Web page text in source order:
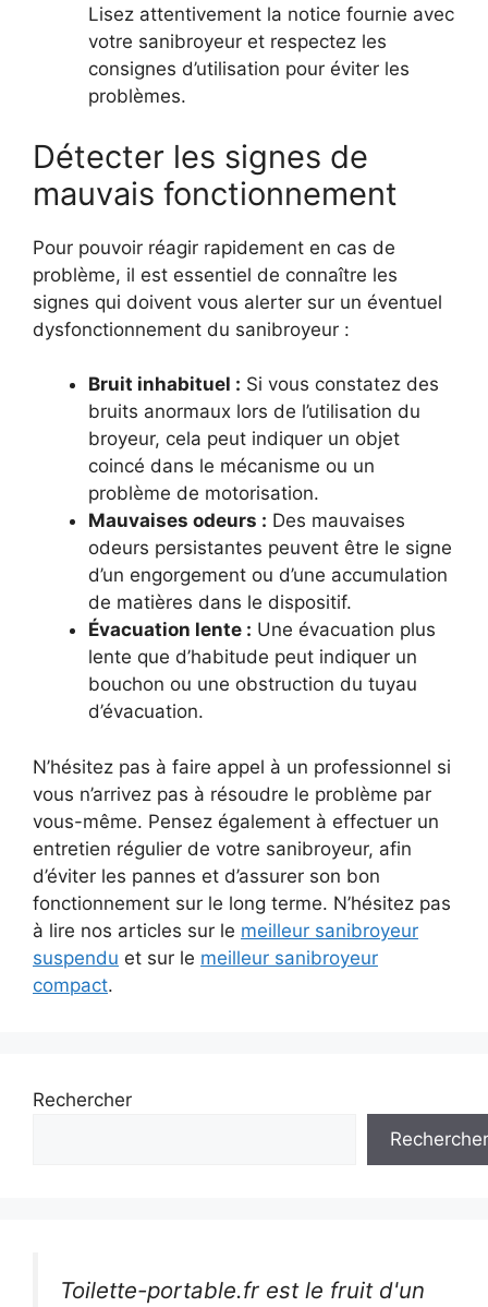
Lisez attentivement la notice fournie avec
votre sanibroyeur et respectez les
consignes d’utilisation pour éviter les
problèmes.
Détecter les signes de
mauvais fonctionnement
Pour pouvoir réagir rapidement en cas de
problème, il est essentiel de connaître les
signes qui doivent vous alerter sur un éventuel
dysfonctionnement du sanibroyeur :
Bruit inhabituel : Si vous constatez des
bruits anormaux lors de l’utilisation du
broyeur, cela peut indiquer un objet
coincé dans le mécanisme ou un
problème de motorisation.
Mauvaises odeurs : Des mauvaises
odeurs persistantes peuvent être le signe
d’un engorgement ou d’une accumulation
de matières dans le dispositif.
Évacuation lente : Une évacuation plus
lente que d’habitude peut indiquer un
bouchon ou une obstruction du tuyau
d’évacuation.
N’hésitez pas à faire appel à un professionnel si
vous n’arrivez pas à résoudre le problème par
vous-même. Pensez également à effectuer un
entretien régulier de votre sanibroyeur, afin
d’éviter les pannes et d’assurer son bon
fonctionnement sur le long terme. N’hésitez pas
à lire nos articles sur le meilleur sanibroyeur
suspendu et sur le meilleur sanibroyeur
compact.
Rechercher
Rechercher
Toilette-portable.fr est le fruit d'un